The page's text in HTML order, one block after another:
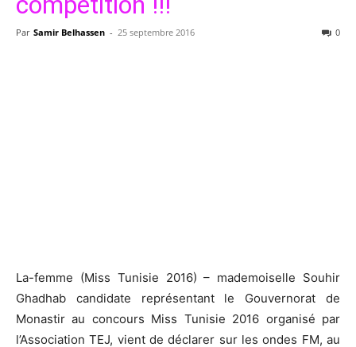
Par Samir Belhassen - 25 septembre 2016 0
La-femme (Miss Tunisie 2016) – mademoiselle Souhir
Ghadhab candidate représentant le Gouvernorat de
Monastir au concours Miss Tunisie 2016 organisé par
l’Association TEJ, vient de déclarer sur les ondes FM, au